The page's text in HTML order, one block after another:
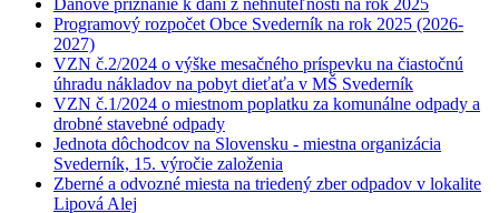
Daňové priznanie k dani z nehnuteľnosti na rok 2025
Programový rozpočet Obce Svederník na rok 2025 (2026-
2027)
VZN č.2/2024 o výške mesačného príspevku na čiastočnú
úhradu nákladov na pobyt dieťaťa v MŠ Svederník
VZN č.1/2024 o miestnom poplatku za komunálne odpady a
drobné stavebné odpady
Jednota dôchodcov na Slovensku - miestna organizácia
Svederník, 15. výročie založenia
Zberné a odvozné miesta na triedený zber odpadov v lokalite
Lipová Alej